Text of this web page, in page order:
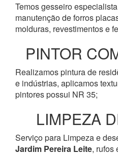
Temos gesseiro
manutenção de forros
molduras, revestimentos e
PINTOR
Realizamos pintura de
e indústrias, aplicamos
pintores possui NR 35;
LIMPEZA
Serviço para Limpeza e
Jardim Pereira Leite, rufos